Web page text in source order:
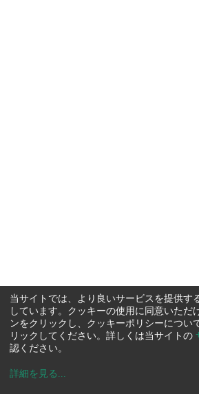
当サイトでは、より良いサービスを提供す
しています。クッキーの使用に同意いただ
ンをクリックし、クッキーポリシーについ
リックしてください。詳しくは当サイトの
認ください。
詳細を見る ...